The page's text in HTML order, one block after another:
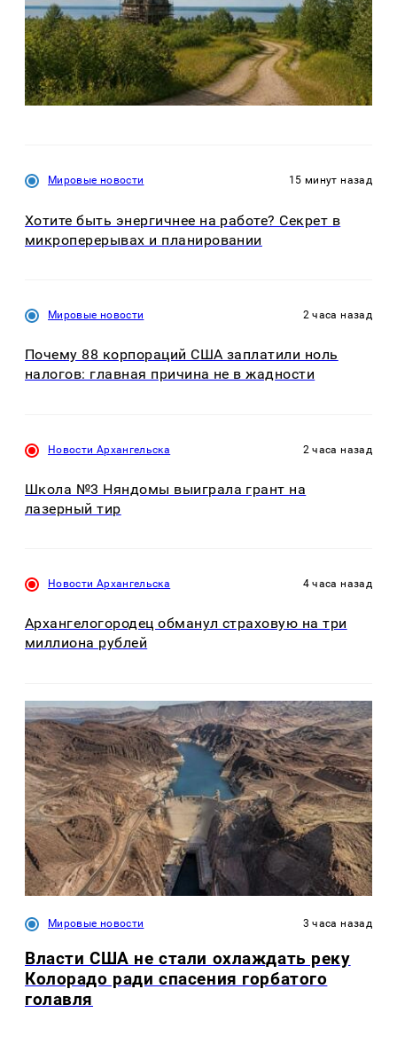
Мировые новости 15 минут назад
Хотите быть энергичнее на работе? Секрет в
микроперерывах и планировании
Мировые новости 2 часа назад
Почему 88 корпораций США заплатили ноль
налогов: главная причина не в жадности
Новости Архангельска 2 часа назад
Школа №3 Няндомы выиграла грант на
лазерный тир
Новости Архангельска 4 часа назад
Архангелогородец обманул страховую на три
миллиона рублей
Мировые новости 3 часа назад
Власти США не стали охлаждать реку
Колорадо ради спасения горбатого
голавля